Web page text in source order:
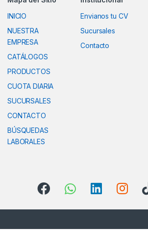
INICIO
NUESTRA
EMPRESA
CATÁLOGOS
PRODUCTOS
CUOTA DIARIA
SUCURSALES
CONTACTO
BÚSQUEDAS
LABORALES
Envianos tu CV
Sucursales
Contacto